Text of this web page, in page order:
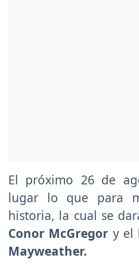
El próximo 26 de
lugar lo que para
historia, la cual se
Conor McGregor y el
Mayweather.